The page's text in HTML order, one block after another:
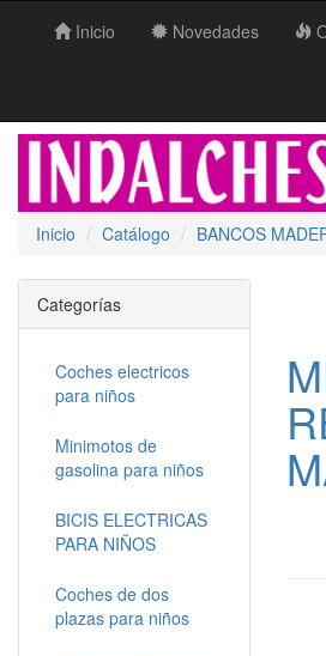
Inicio Novedades
Inicio Catálogo BANCOS
Categorías
Coches electricos
para niños
Minimotos de
gasolina para niños
BICIS ELECTRICAS
PARA NIÑOS
Coches de dos
plazas para niños